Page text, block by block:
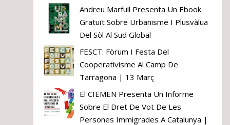
Andreu Marfull Presenta Un Ebook
Gratuït Sobre Urbanisme I Plusvàlua
Del Sòl Al Sud Global
FESCT: Fòrum I Festa Del
Cooperativisme Al Camp De
Tarragona | 13 Març
El CIEMEN Presenta Un Informe
Sobre El Dret De Vot De Les
Persones Immigrades A Catalunya |